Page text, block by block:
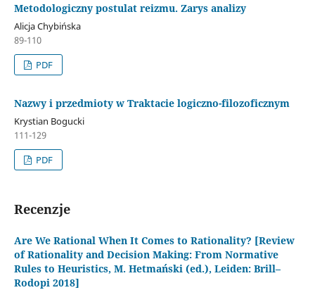
Metodologiczny postulat reizmu. Zarys analizy
Alicja Chybińska
89-110
PDF
Nazwy i przedmioty w Traktacie logiczno-filozoficznym
Krystian Bogucki
111-129
PDF
Recenzje
Are We Rational When It Comes to Rationality? [Review
of Rationality and Decision Making: From Normative
Rules to Heuristics, M. Hetmański (ed.), Leiden: Brill–
Rodopi 2018]